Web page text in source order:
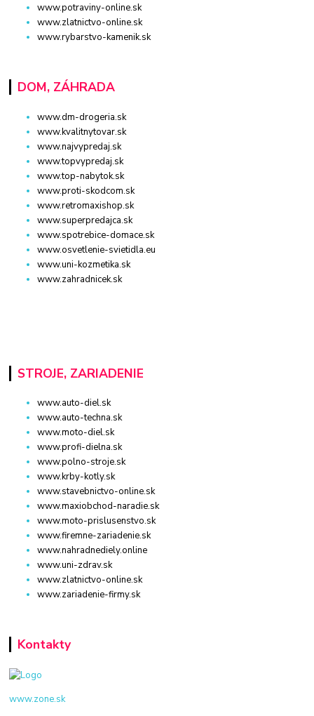
www.potraviny-online.sk
www.zlatnictvo-online.sk
www.rybarstvo-kamenik.sk
DOM, ZÁHRADA
www.dm-drogeria.sk
www.kvalitnytovar.sk
www.najvypredaj.sk
www.topvypredaj.sk
www.top-nabytok.sk
www.proti-skodcom.sk
www.retromaxishop.sk
www.superpredajca.sk
www.spotrebice-domace.sk
www.osvetlenie-svietidla.eu
www.uni-kozmetika.sk
www.zahradnicek.sk
STROJE, ZARIADENIE
www.auto-diel.sk
www.auto-techna.sk
www.moto-diel.sk
www.profi-dielna.sk
www.polno-stroje.sk
www.krby-kotly.sk
www.stavebnictvo-online.sk
www.maxiobchod-naradie.sk
www.moto-prislusenstvo.sk
www.firemne-zariadenie.sk
www.nahradnediely.online
www.uni-zdrav.sk
www.zlatnictvo-online.sk
www.zariadenie-firmy.sk
Kontakty
www.zone.sk